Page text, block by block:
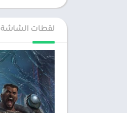
لقطات الشاشة